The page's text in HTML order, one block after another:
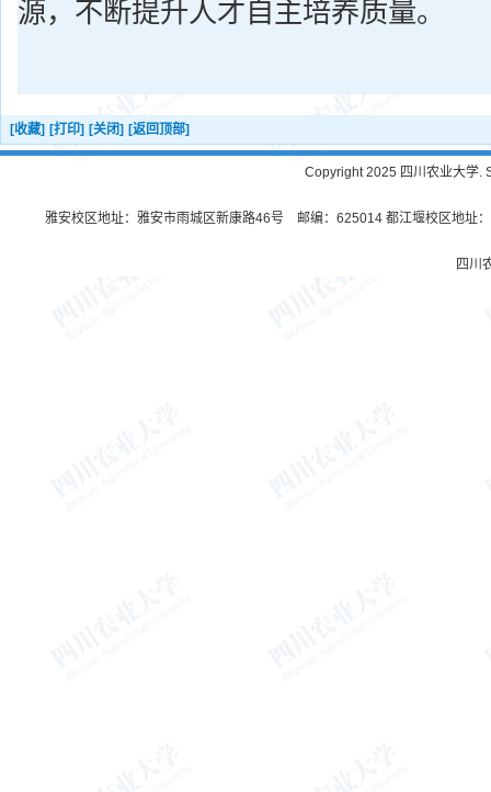
源，不断提升人才自主培养质量。
[收藏] [打印] [关闭] [返回顶部]
Copyright 2025 四川农业大学.
雅安校区地址：雅安市雨城区新康路46号 邮编：625014 都江堰校区地址
四川